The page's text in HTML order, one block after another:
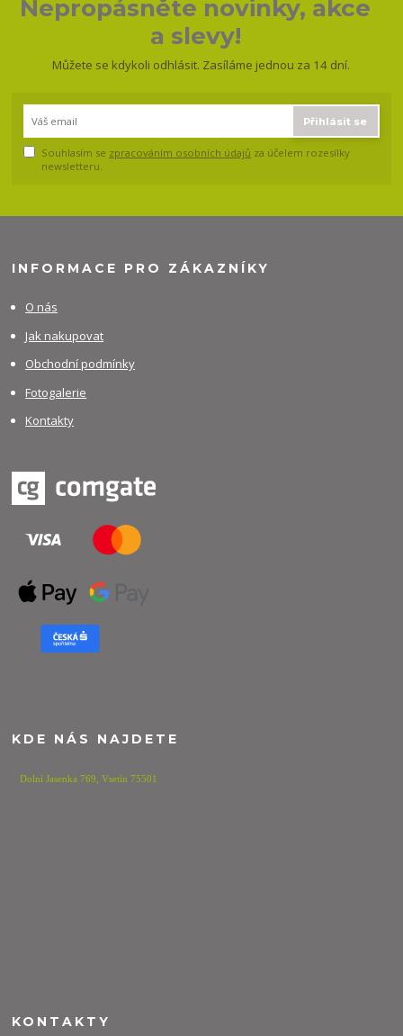
Nepropásněte novinky, akce
a slevy!
Můžete se kdykoli odhlásit. Zasíláme jednou za 14 dní.
Přihlásit se
Souhlasím se zpracováním osobních údajů za účelem rozesílky
newsletteru.
INFORMACE PRO ZÁKAZNÍKY
O nás
Jak nakupovat
Obchodní podmínky
Fotogalerie
Kontakty
KDE NÁS NAJDETE
Dolní Jasenka 769,Vsetín 75501
KONTAKTY